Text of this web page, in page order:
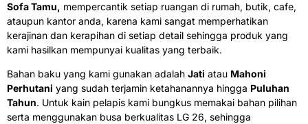
Sofa Tamu, mempercantik setiap ruangan di rumah, butik, cafe,
ataupun kantor anda, karena kami sangat memperhatikan
kerajinan dan kerapihan di setiap detail sehingga produk yang
kami hasilkan mempunyai kualitas yang terbaik.
Bahan baku yang kami gunakan adalah Jati atau Mahoni
Perhutani yang sudah terjamin ketahanannya hingga Puluhan
Tahun. Untuk kain pelapis kami bungkus memakai bahan pilihan
serta menggunakan busa berkualitas LG 26, sehingga